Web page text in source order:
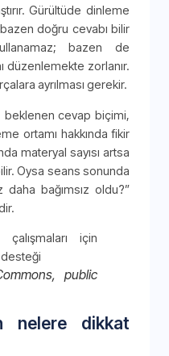
Gürültüde dinleme
bazen doğru cevabı bilir
bazen de
düzenlemekte zorlanır.
ayrılması gerekir.
beklenen cevap biçimi,
ortamı hakkında fikir
materyal sayısı artsa
Oysa seans sonunda
daha bağımsız oldu?”
public
nelere dikkat